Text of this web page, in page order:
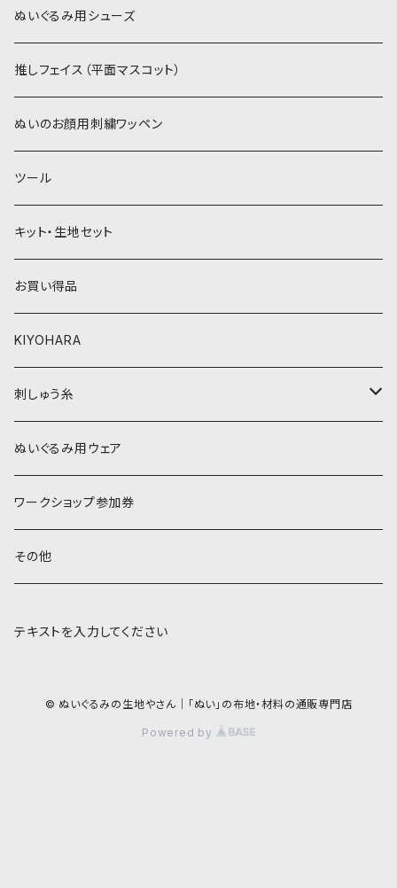
カーリーベルボア
パウダーボア（4mm）
ウィッグボア（8cm）
黄色・クリーム系
ベージュ・ブラウン系
白系
黄色・クリーム系
ベージュ・ブラウン系
ミニワッペン
リボン
ぬいぐるみ用シューズ
推しフェイス（平面マスコット）
ぬいのお顔用刺繍ワッペン
ツール
キット・生地セット
お買い得品
KIYOHARA
刺しゅう糸
COSMO 25番刺しゅう糸
ぬいぐるみ用ウェア
ワークショップ参加券
その他
テキストを入力してください
© ぬいぐるみの生地やさん｜「ぬい」の布地・材料の通販専門店
Powered by